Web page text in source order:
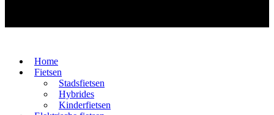
Home
Fietsen
Stadsfietsen
Hybrides
Kinderfietsen